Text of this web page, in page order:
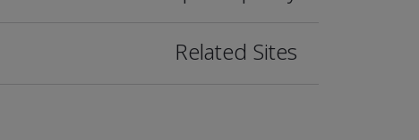
Related Sites